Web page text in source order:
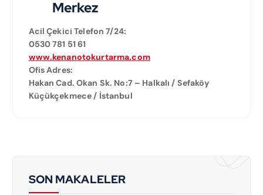
Merkez
Acil Çekici Telefon 7/24:
0530 781 51 61
www.kenanotokurtarma.com
Ofis Adres:
Hakan Cad. Okan Sk. No:7 – Halkalı / Sefaköy
Küçükçekmece / İstanbul
SON MAKALELER